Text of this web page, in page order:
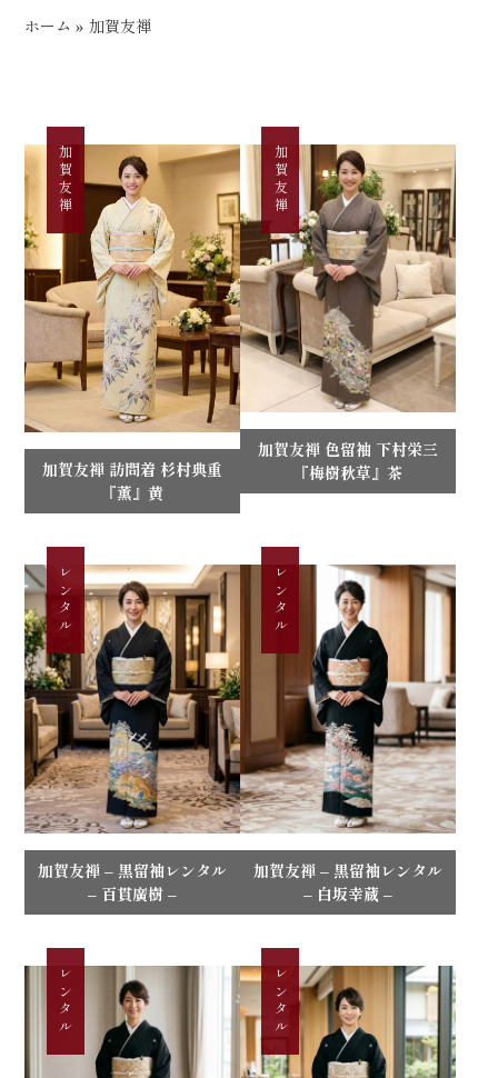
ホーム » 加賀友禅
加賀友禅
加賀友禅 訪問着 杉村典重
『薫』黄
加賀友禅
加賀友禅 色留袖 下村栄三
『梅樹秋草』茶
レンタル
加賀友禅 – 黒留袖レンタル
– 百貫廣樹 –
レンタル
加賀友禅 – 黒留袖レンタル
– 白坂幸蔵 –
レンタル レンタル